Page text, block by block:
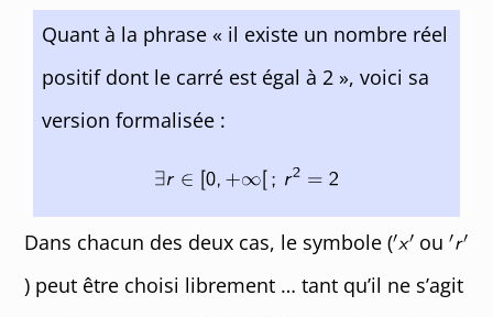
Quant à la phrase « il existe un nombre réel
positif dont le carré est égal à 2 », voici sa
version formalisée :
Dans chacun des deux cas, le symbole (
ou
) peut être choisi librement … tant qu’il ne s’agit